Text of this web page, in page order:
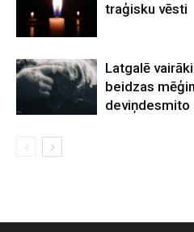
traģisku vēsti
Latgalē
beidzas
deviņdesmito